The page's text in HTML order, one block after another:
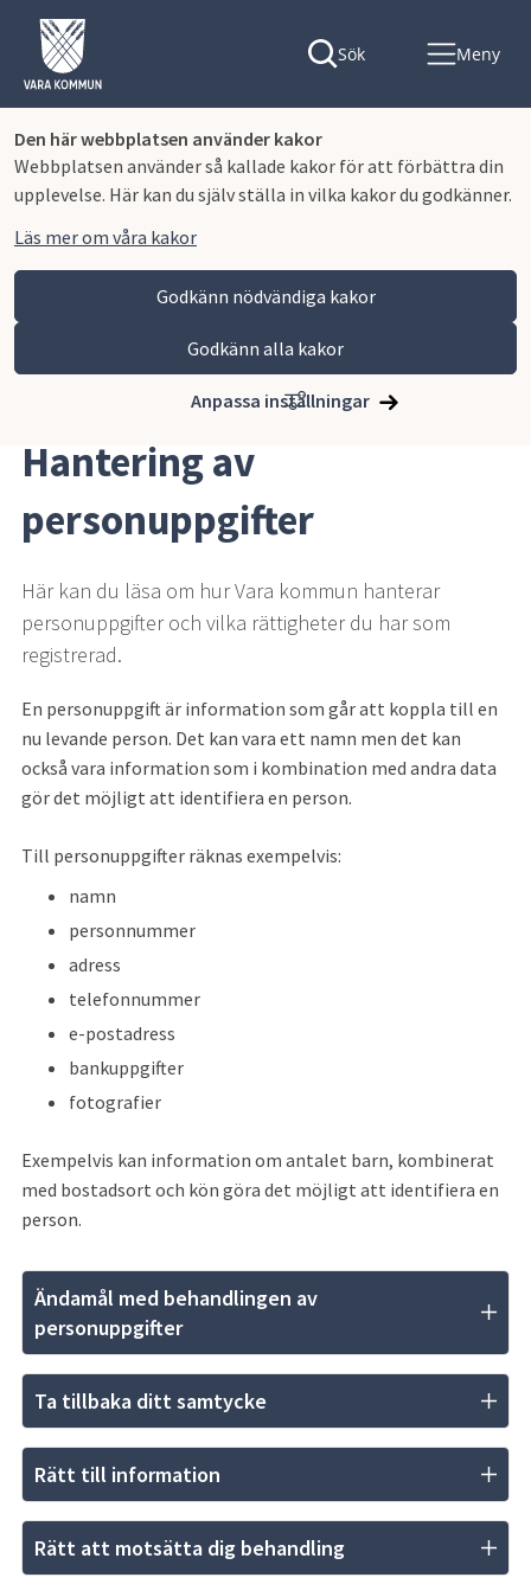
Den här webbplatsen använder kakor
Webbplatsen använder så kallade kakor för att förbättra din
upplevelse. Här kan du själv ställa in vilka kakor du godkänner.
Läs mer om våra kakor
Godkänn nödvändiga kakor
Godkänn alla kakor
Anpassa inställningar
Sök Meny
Vara kommun
Om webbplatsen
Hantering av personuppgifter
Hantering av
personuppgifter
Här kan du läsa om hur Vara kommun hanterar
personuppgifter och vilka rättigheter du har som
registrerad.
En personuppgift är information som går att koppla till en
nu levande person. Det kan vara ett namn men det kan
också vara information som i kombination med andra data
gör det möjligt att identifiera en person.
Till personuppgifter räknas exempelvis:
namn
personnummer
adress
telefonnummer
e-postadress
bankuppgifter
fotografier
Exempelvis kan information om antalet barn, kombinerat
med bostadsort och kön göra det möjligt att identifiera en
person.
Ändamål med behandlingen av
personuppgifter
Ta tillbaka ditt samtycke
Rätt till information
Rätt att motsätta dig behandling